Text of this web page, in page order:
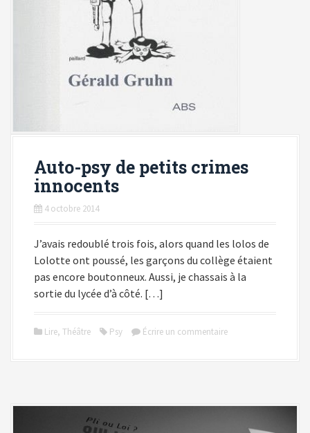
Auto-psy de petits crimes
innocents
4 octobre 2014
J’avais redoublé trois fois, alors quand les lolos de
Lolotte ont poussé, les garçons du collège étaient
pas encore boutonneux. Aussi, je chassais à la
sortie du lycée d’à côté. […]
Lire, Théâtre Psy Écrire un commentaire